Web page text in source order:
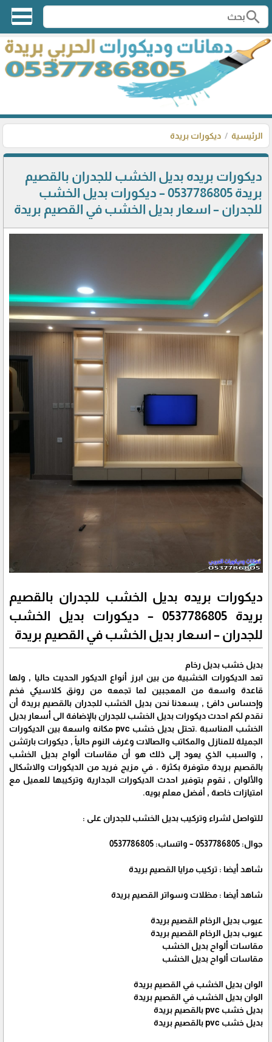
search
الرئيسية ديكورات بريدة
ديكورات بريده بديل الخشب للجدران بالقصيم
بريدة 0537786805 – ديكورات بديل الخشب
للجدران – اسعار بديل الخشب في القصيم بريدة
ديكورات بريده بديل الخشب للجدران بالقصيم
بريدة 0537786805 – ديكورات بديل الخشب
للجدران – اسعار بديل الخشب في القصيم بريدة
بديل خشب بديل رخام
تعد الديكورات الخشبية من بين ابرز أنواع الديكور الحديث حاليا , ولها
قاعدة واسعة من المعجبين لما تجمعه من رونق كلاسيكي فخم
وإحساس دافئ , يسعدنا نحن بديل الخشب للجدران بالقصيم بريدة أن
نقدم لكم احدث ديكورات بديل الخشب للجدران بالإضافة الى أسعار بديل
الخشب المناسبة .تحتل بديل خشب pvc مكانه واسعة بين الديكورات
الجميلة للمنازل والمكاتب والصالات وغرف النوم حالياً , ديكورات بارتشن
, والسبب الذي يعود إلى ذلك هو أن مقاسات ألواح بديل الخشب
بالقصيم بريدة متوفرة بكثرة ، في مزيج فريد من الديكورات والاشكال
والألوان , نقوم بتوفير احدث الديكورات الجدارية وتركيبها للعميل مع
امتيازات خاصة , أفضل معلم بويه.
للتواصل لشراء وتركيب بديل الخشب للجدران على :
جوال: 0537786805 – واتساب: 0537786805
شاهد أيضا : تركيب مرايا القصيم بريدة
شاهد أيضا : مظلات وسواتر القصيم بريدة
عيوب بديل الرخام القصيم بريدة
عيوب بديل الرخام القصيم بريدة
مقاسات ألواح بديل الخشب
مقاسات ألواح بديل الخشب
الوان بديل الخشب في القصيم بريدة
الوان بديل الخشب في القصيم بريدة
بديل خشب pvc بالقصيم بريدة
بديل خشب pvc بالقصيم بريدة